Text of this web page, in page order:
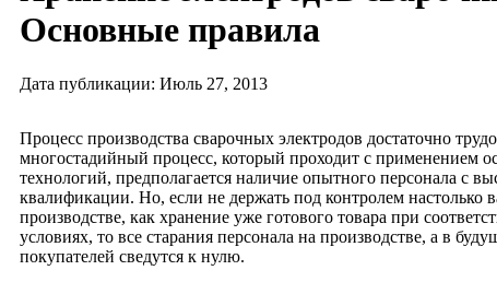
Основные правила
Дата публикации: Июль 27, 2013
Процесс производства сварочных электродов достаточно
многостадийный процесс, который проходит с применением
технологий, предполагается наличие опытного персонала с
квалификации. Но, если не держать под контролем настолько
производстве, как хранение уже готового товара при
условиях, то все старания персонала на производстве, а в
покупателей сведутся к нулю.